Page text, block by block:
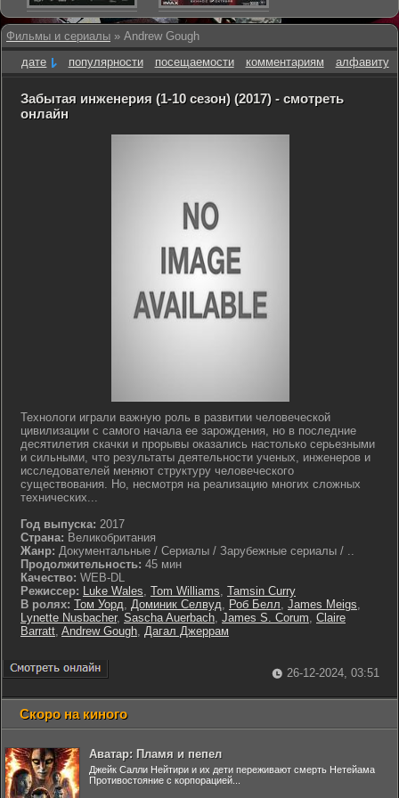
Фильмы и сериалы » Andrew Gough
дате
популярности посещаемости комментариям алфавиту
Забытая инженерия (1-10 сезон) (2017) - смотреть
онлайн
Технологи играли важную роль в развитии человеческой
цивилизации с самого начала ее зарождения, но в последние
десятилетия скачки и прорывы оказались настолько серьезными
и сильными, что результаты деятельности ученых, инженеров и
исследователей меняют структуру человеческого
существования. Но, несмотря на реализацию многих сложных
технических...
Год выпуска: 2017
Страна: Великобритания
Жанр: Документальные / Сериалы / Зарубежные сериалы / ..
Продолжительность: 45 мин
Качество: WEB-DL
Режиссер: Luke Wales, Tom Williams, Tamsin Curry
В ролях: Том Уорд, Доминик Селвуд, Роб Белл, James Meigs,
Lynette Nusbacher, Sascha Auerbach, James S. Corum, Claire
Barratt, Andrew Gough, Дагал Джеррам
26-12-2024, 03:51
Скоро на киного
Аватар: Пламя и пепел
Джейк Салли Нейтири и их дети переживают смерть Нетейама
Противостояние с корпорацией...